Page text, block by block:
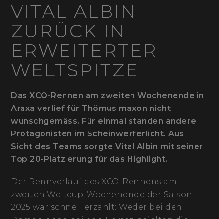
VITAL ALBIN
ZURÜCK IN
ERWEITERTER
WELTSPITZE
Das XCO-Rennen am zweiten Wochenende in
Araxa verlief für Thömus maxon nicht
wunschgemäss. Für einmal standen andere
Protagonisten im Scheinwerferlicht. Aus
Sicht des Teams sorgte Vital Albin mit seiner
Top 20-Platzierung für das Highlight.
Der Rennverlauf des XCO-Rennens am
zweiten Weltcup-Wochenende der Saison
2025 war schnell erzählt: Weder bei den